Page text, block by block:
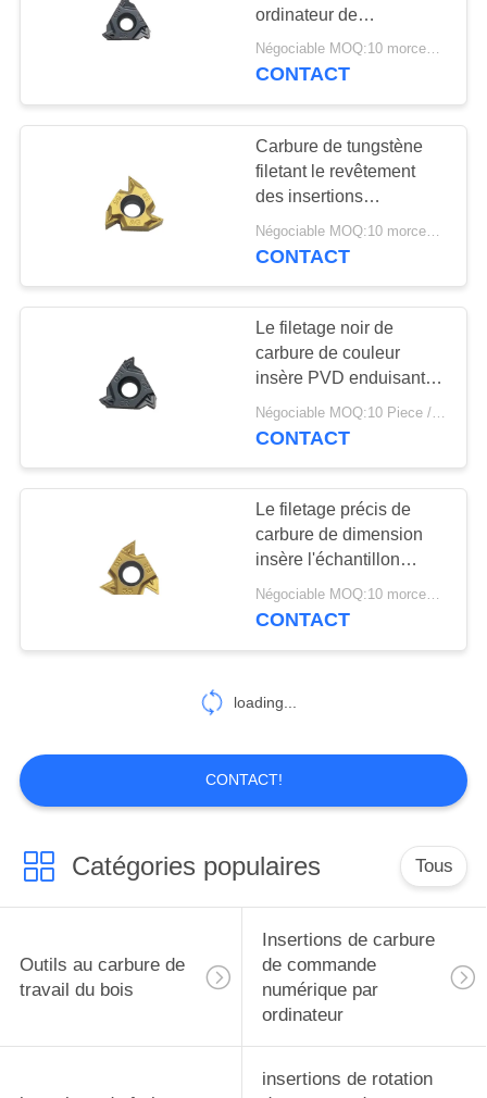
ordinateur de
revêtement de PVD
filetant l'insertion, outil
Négociable MOQ:10 morceaux
CONTACT
Carbure de tungstène
filetant le revêtement
des insertions
16IRAG55 PVD pour
l'acier
CONTACT
Le filetage noir de
carbure de couleur
insère PVD enduisant
16ER250ISO
Négociable MOQ:10 Piece / Pieces
CONTACT
Le filetage précis de
carbure de dimension
insère l'échantillon
16ERAG55 acceptable
Négociable MOQ:10 morceaux
CONTACT
loading...
CONTACT!
Catégories populaires Tous
Outils au carbure de
travail du bois
Insertions de carbure
de commande
numérique par
ordinateur
insertions de rotation